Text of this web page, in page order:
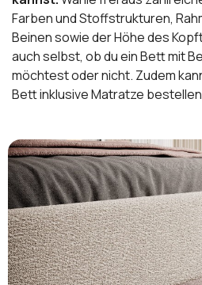
Farben und Stoffstrukturen,
Beinen sowie der Höhe des
auch selbst, ob du ein Bett mit
möchtest oder nicht. Zudem
Bett inklusive Matratze